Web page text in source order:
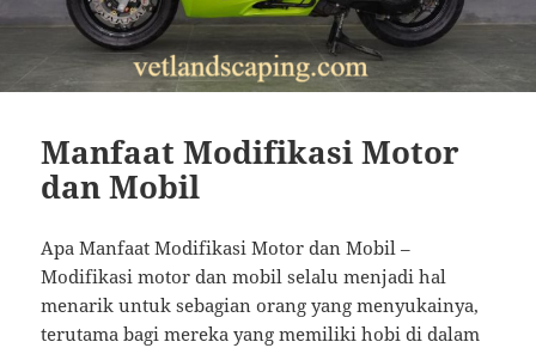
Manfaat Modifikasi Motor
dan Mobil
Apa Manfaat Modifikasi Motor dan Mobil –
Modifikasi motor dan mobil selalu menjadi hal
menarik untuk sebagian orang yang menyukainya,
terutama bagi mereka yang memiliki hobi di dalam